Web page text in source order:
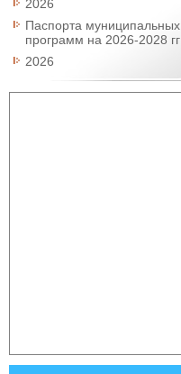
2026
Паспорта муниципальных
программ на 2026-2028 гг
2026